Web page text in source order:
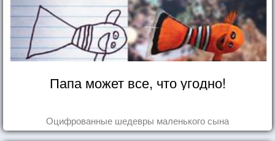
Папа может все, что угодно!
Оцифрованные шедевры маленького сына